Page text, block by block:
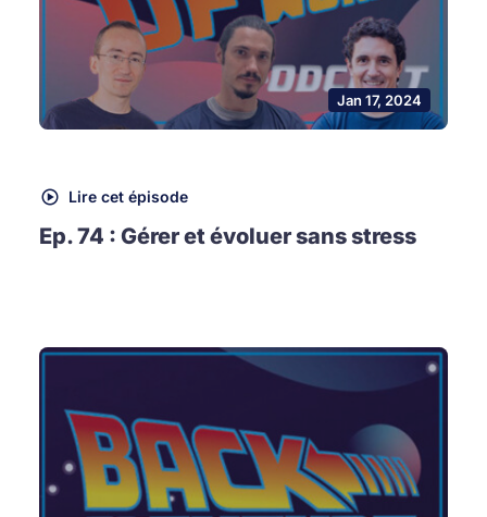
Jan 17, 2024
Lire cet épisode
Ep. 74 : Gérer et évoluer sans stress